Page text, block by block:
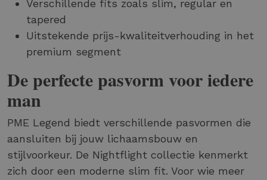
Verschillende fits zoals slim, regular en
tapered
Uitstekende prijs-kwaliteitverhouding in het
premium segment
De perfecte pasvorm voor iedere
man
PME Legend biedt verschillende pasvormen die
aansluiten bij jouw lichaamsbouw en
stijlvoorkeur. De Nightflight collectie kenmerkt
zich door een moderne slim fit. Voor wie meer